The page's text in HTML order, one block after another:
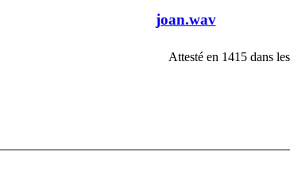
joan.wav
Attesté en 1415 dans